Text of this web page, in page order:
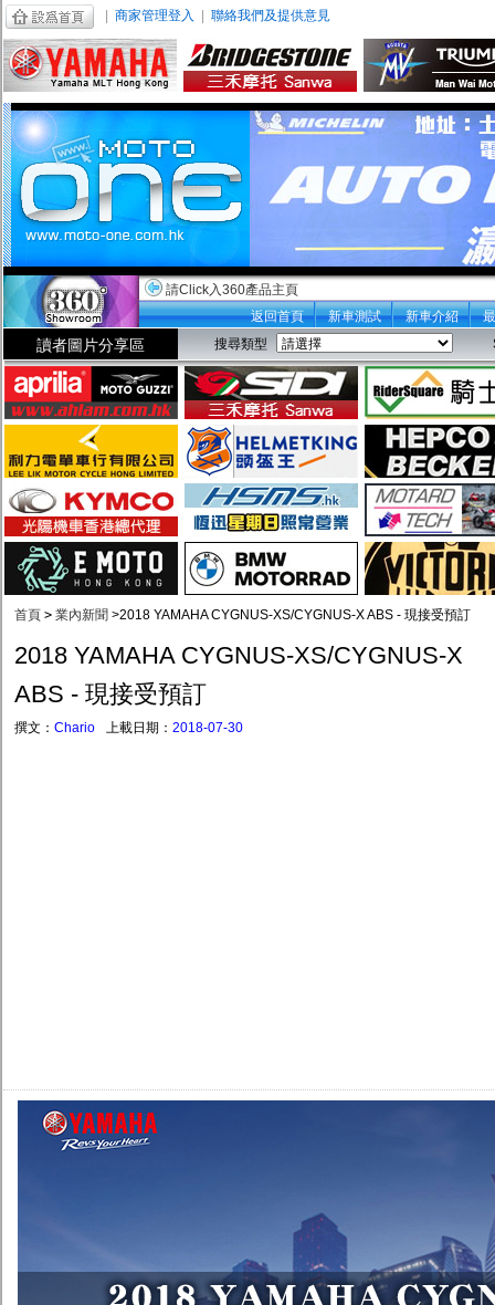
商家管理登入 聯絡我們及提供意見
請Click入360產品主頁
返回首頁
新車測試 新車介紹
讀者圖片分享區 搜尋類型
首頁 > 業內新聞 >2018 YAMAHA CYGNUS-XS/CYGNUS-X ABS - 現接受預訂
2018 YAMAHA CYGNUS-XS/CYGNUS-X
ABS - 現接受預訂
撰文： Chario 上載日期： 2018-07-30